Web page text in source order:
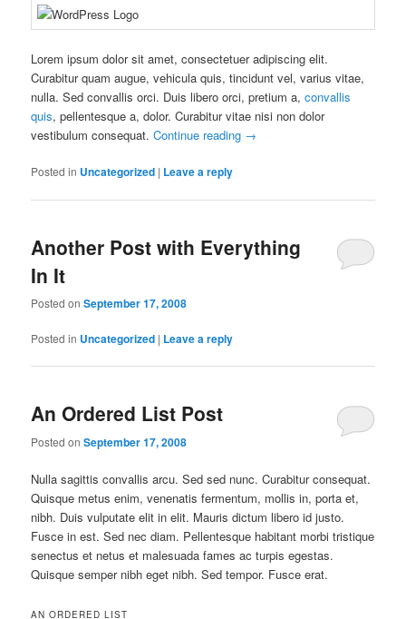
Lorem ipsum dolor sit amet, consectetuer adipiscing elit.
Curabitur quam augue, vehicula quis, tincidunt vel, varius vitae,
nulla. Sed convallis orci. Duis libero orci, pretium a,convallis
quis, pellentesque a, dolor. Curabitur vitae nisi non dolor
vestibulum consequat.Continue reading →
Posted in Uncategorized | Leave a reply
Another Post with Everything
In It
Posted onSeptember 17, 2008
Posted in Uncategorized | Leave a reply
An Ordered List Post
Posted onSeptember 17, 2008
Nulla sagittis convallis arcu. Sed sed nunc. Curabitur consequat.
Quisque metus enim, venenatis fermentum, mollis in, porta et,
nibh. Duis vulputate elit in elit. Mauris dictum libero id justo.
Fusce in est. Sed nec diam. Pellentesque habitant morbi tristique
senectus et netus et malesuada fames ac turpis egestas.
Quisque semper nibh eget nibh. Sed tempor. Fusce erat.
AN ORDERED LIST